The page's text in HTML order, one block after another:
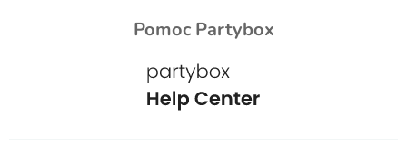
Pomoc Partybox